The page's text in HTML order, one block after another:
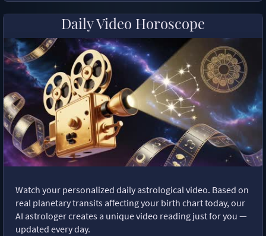
Daily Video Horoscope
Watch your personalized daily astrological video. Based on
real planetary transits affecting your birth chart today, our
AI astrologer creates a unique video reading just for you —
updated every day.